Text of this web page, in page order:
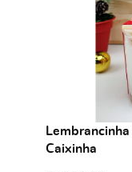
Caixinha